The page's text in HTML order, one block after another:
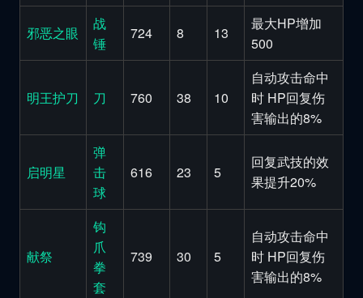
邪恶之眼
战
锤
724 8 13
最大HP增加
500
明王护刀 刀 760 38 10
自动攻击命中
时 HP回复伤
害输出的8%
启明星
弹
击
球
616 23 5
回复武技的效
果提升20%
献祭
钩
爪
拳
套
739 30 5
自动攻击命中
时 HP回复伤
害输出的8%